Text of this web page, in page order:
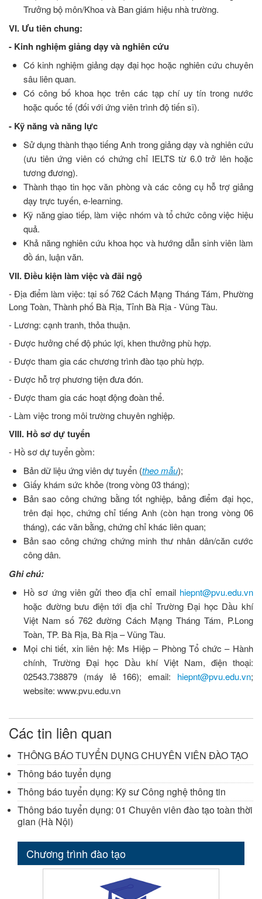
Trưởng bộ môn/Khoa và Ban giám hiệu nhà trường.
VI. Ưu tiên chung:
- Kinh nghiệm giảng dạy và nghiên cứu
Có kinh nghiệm giảng dạy đại học hoặc nghiên cứu chuyên
sâu liên quan.
Có công bố khoa học trên các tạp chí uy tín trong nước
hoặc quốc tế (đối với ứng viên trình độ tiến sĩ).
- Kỹ năng và năng lực
Sử dụng thành thạo tiếng Anh trong giảng dạy và nghiên cứu
(ưu tiên ứng viên có chứng chỉ IELTS từ 6.0 trở lên hoặc
tương đương).
Thành thạo tin học văn phòng và các công cụ hỗ trợ giảng
dạy trực tuyến, e-learning.
Kỹ năng giao tiếp, làm việc nhóm và tổ chức công việc hiệu
quả.
Khả năng nghiên cứu khoa học và hướng dẫn sinh viên làm
đồ án, luận văn.
VII. Điều kiện làm việc và đãi ngộ
- Địa điểm làm việc: tại số 762 Cách Mạng Tháng Tám, Phường
Long Toàn, Thành phố Bà Rịa, Tỉnh Bà Rịa - Vũng Tàu.
- Lương: cạnh tranh, thỏa thuận.
- Được hưởng chế độ phúc lợi, khen thưởng phù hợp.
- Được tham gia các chương trình đào tạo phù hợp.
- Được hỗ trợ phương tiện đưa đón.
- Được tham gia các hoạt động đoàn thể.
- Làm việc trong môi trường chuyên nghiệp.
VIII. Hồ sơ dự tuyển
- Hồ sơ dự tuyển gồm:
Bản dữ liệu ứng viên dự tuyển (theo mẫu);
Giấy khám sức khỏe (trong vòng 03 tháng);
Bản sao công chứng bằng tốt nghiệp, bảng điểm đại học,
trên đại học, chứng chỉ tiếng Anh (còn hạn trong vòng 06
tháng), các văn bằng, chứng chỉ khác liên quan;
Bản sao công chứng chứng minh thư nhân dân/căn cước
công dân.
Ghi chú:
Hồ sơ ứng viên gửi theo địa chỉ email hiepnt@pvu.edu.vn
hoặc đường bưu điện tới địa chỉ Trường Đại học Dầu khí
Việt Nam số 762 đường Cách Mạng Tháng Tám, P.Long
Toàn, TP. Bà Rịa, Bà Rịa – Vũng Tàu.
Mọi chi tiết, xin liên hệ: Ms Hiệp – Phòng Tổ chức – Hành
chính, Trường Đại học Dầu khí Việt Nam, điện thoại:
02543.738879 (máy lẻ 166); email: hiepnt@pvu.edu.vn;
website: www.pvu.edu.vn
Các tin liên quan
THÔNG BÁO TUYỂN DỤNG CHUYÊN VIÊN ĐÀO TẠO
Thông báo tuyển dụng
Thông báo tuyển dụng: Kỹ sư Công nghệ thông tin
Thông báo tuyển dụng: 01 Chuyên viên đào tạo toàn thời
gian (Hà Nội)
Chương trình đào tạo